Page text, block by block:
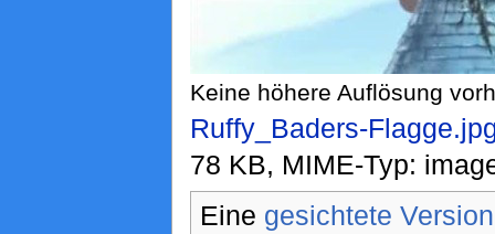
Keine höhere Auflösung
Ruffy_Baders-
78 KB, MIME-Typ:
Eine gesichtete Version